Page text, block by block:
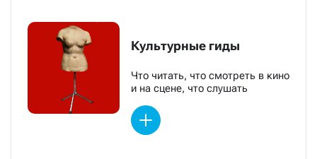
Культурные гиды
Что читать, что смотреть в кино
и на сцене, что слушать